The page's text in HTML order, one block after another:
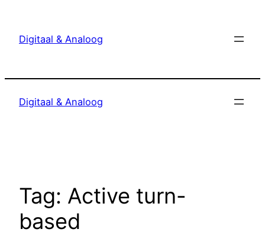
Digitaal & Analoog
Digitaal & Analoog
Tag: Active turn-
based